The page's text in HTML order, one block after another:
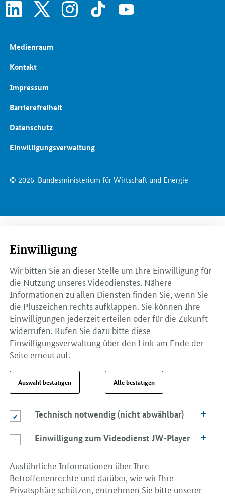
linkedin instagram tiktok youtube
© 2026 Bundesministerium für Wirtschaft und Energie
Medienraum
Kontakt
Impressum
Barrierefreiheit
Datenschutz
Einwilligungsverwaltung
Einwilligung
Wir bitten Sie an dieser Stelle um Ihre Einwilligung für
die Nutzung unseres Videodienstes. Nähere
Informationen zu allen Diensten finden Sie, wenn Sie
die Pluszeichen rechts aufklappen. Sie können Ihre
Einwilligungen jederzeit erteilen oder für die Zukunft
widerrufen. Rufen Sie dazu bitte diese
Einwilligungsverwaltung über den Link am Ende der
Seite erneut auf.
Auswahl bestätigen Alle bestätigen
Technisch notwendig (nicht abwählbar)
Technisch notwendig (nicht abwählbar)
Einwilligung zum Videodienst JW-Player
Einwilligung zum Videodienst JW-Player
Ausführliche Informationen über Ihre
Betroffenenrechte und darüber, wie wir Ihre
Privatsphäre schützen, entnehmen Sie bitte unserer